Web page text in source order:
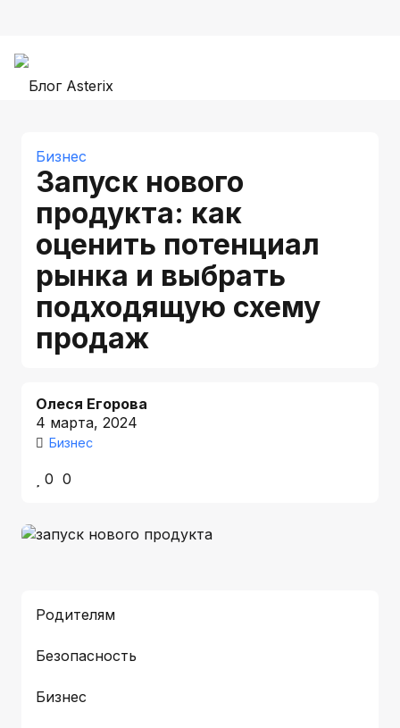
Бизнес
Запуск нового
продукта: как
оценить потенциал
рынка и выбрать
подходящую схему
продаж
Олеся Егорова
4 марта, 2024
Бизнес
0 0
Родителям
Безопасность
Бизнес